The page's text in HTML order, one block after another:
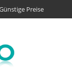
Preise